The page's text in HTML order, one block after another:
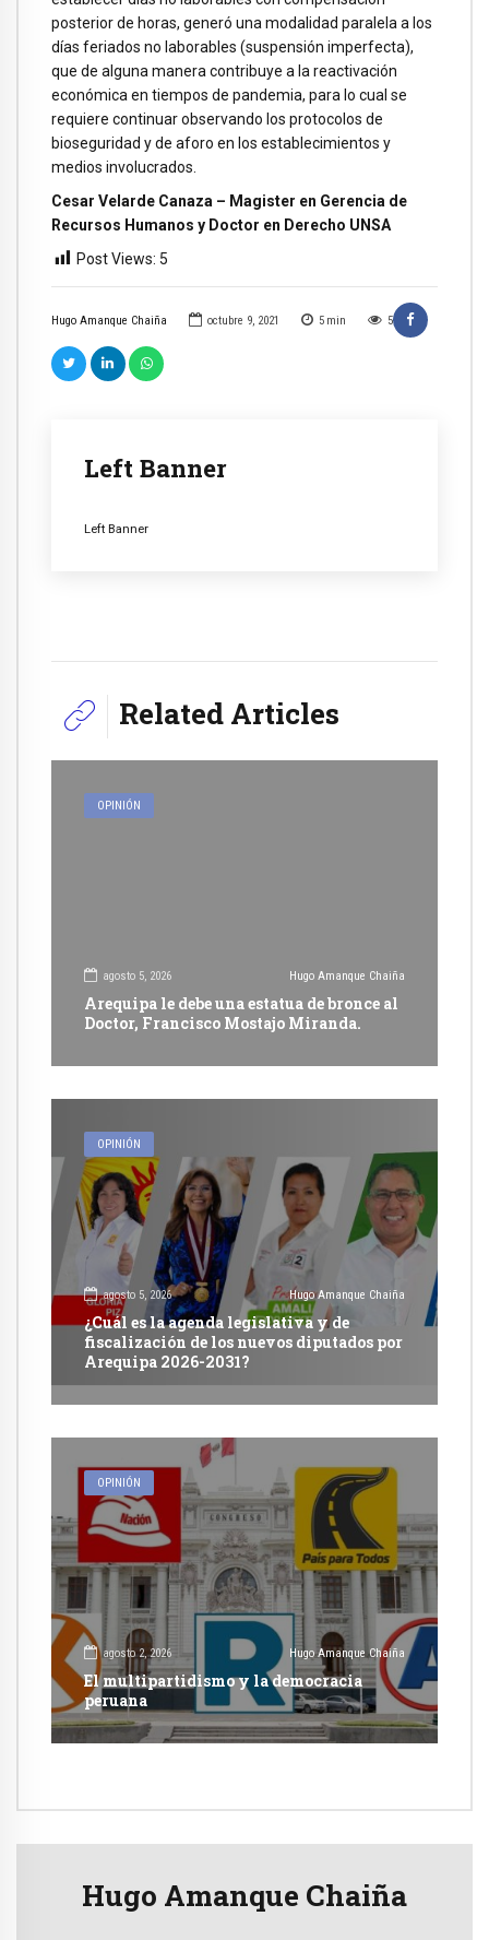
Hugo Amanque Chaiña octubre 9, 2021 5 min 5
Left Banner
Left Banner
posterior de horas, generó una modalidad paralela a los
días feriados no laborables (suspensión imperfecta),
que de alguna manera contribuye a la reactivación
económica en tiempos de pandemia, para lo cual se
requiere continuar observando los protocolos de
bioseguridad y de aforo en los establecimientos y
medios involucrados.
Cesar Velarde Canaza – Magister en Gerencia de
Recursos Humanos y Doctor en Derecho UNSA
Post Views: 5
Related Articles
OPINIÓN
agosto 5, 2026 Hugo Amanque Chaiña
Arequipa le debe una estatua de bronce al
Doctor, Francisco Mostajo Miranda.
OPINIÓN
agosto 5, 2026 Hugo Amanque Chaiña
¿Cuál es la agenda legislativa y de
fiscalización de los nuevos diputados por
Arequipa 2026-2031?
OPINIÓN
agosto 2, 2026 Hugo Amanque Chaiña
El multipartidismo y la democracia
peruana
Hugo Amanque Chaiña